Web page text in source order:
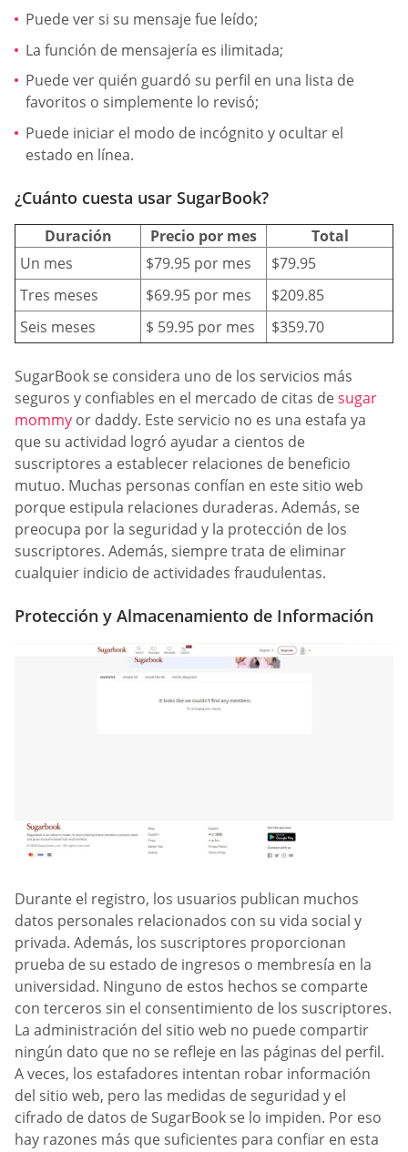
Puede ver si su mensaje fue leído;
La función de mensajería es ilimitada;
Puede ver quién guardó su perfil en una lista de
favoritos o simplemente lo revisó;
Puede iniciar el modo de incógnito y ocultar el
estado en línea.
¿Cuánto cuesta usar SugarBook?
Duración Precio por mes
Total
Un mes
$79.95 por mes
$79.95
Tres meses
$69.95 por mes
$209.85
Seis meses
$ 59.95 por mes $359.70
SugarBook se considera uno de los servicios más
seguros y confiables en el mercado de citas desugar
mommy or daddy. Este servicio no es una estafa ya
que su actividad logró ayudar a cientos de
suscriptores a establecer relaciones de beneficio
mutuo. Muchas personas confían en este sitio web
porque estipula relaciones duraderas. Además, se
preocupa por la seguridad y la protección de los
suscriptores. Además, siempre trata de eliminar
cualquier indicio de actividades fraudulentas.
Protección y Almacenamiento de Información
Durante el registro, los usuarios publican muchos
datos personales relacionados con su vida social y
privada. Además, los suscriptores proporcionan
prueba de su estado de ingresos o membresía en la
universidad. Ninguno de estos hechos se comparte
con terceros sin el consentimiento de los suscriptores.
La administración del sitio web no puede compartir
ningún dato que no se refleje en las páginas del perfil.
A veces, los estafadores intentan robar información
del sitio web, pero las medidas de seguridad y el
cifrado de datos de SugarBook se lo impiden. Por eso
hay razones más que suficientes para confiar en esta